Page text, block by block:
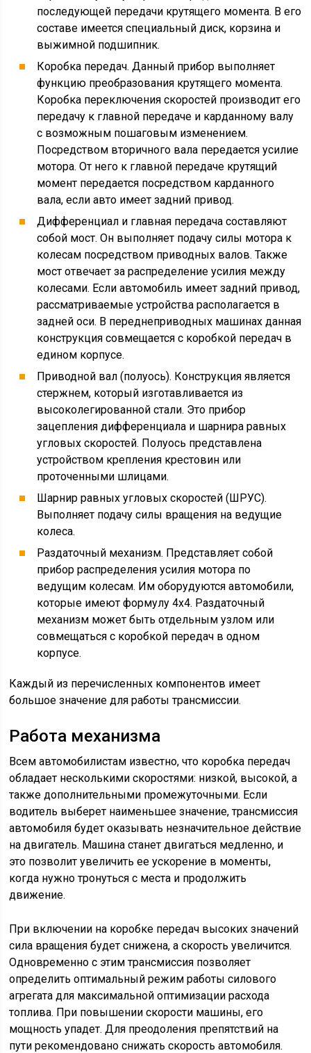
последующей передачи крутящего момента. В его
составе имеется специальный диск, корзина и
выжимной подшипник.
Коробка передач. Данный прибор выполняет
функцию преобразования крутящего момента.
Коробка переключения скоростей производит его
передачу к главной передаче и карданному валу
с возможным пошаговым изменением.
Посредством вторичного вала передается усилие
мотора. От него к главной передаче крутящий
момент передается посредством карданного
вала, если авто имеет задний привод.
Дифференциал и главная передача составляют
собой мост. Он выполняет подачу силы мотора к
колесам посредством приводных валов. Также
мост отвечает за распределение усилия между
колесами. Если автомобиль имеет задний привод,
рассматриваемые устройства располагается в
задней оси. В переднеприводных машинах данная
конструкция совмещается с коробкой передач в
едином корпусе.
Приводной вал (полуось). Конструкция является
стержнем, который изготавливается из
высоколегированной стали. Это прибор
зацепления дифференциала и шарнира равных
угловых скоростей. Полуось представлена
устройством крепления крестовин или
проточенными шлицами.
Шарнир равных угловых скоростей (ШРУС).
Выполняет подачу силы вращения на ведущие
колеса.
Раздаточный механизм. Представляет собой
прибор распределения усилия мотора по
ведущим колесам. Им оборудуются автомобили,
которые имеют формулу 4х4. Раздаточный
механизм может быть отдельным узлом или
совмещаться с коробкой передач в одном
корпусе.
Каждый из перечисленных компонентов имеет
большое значение для работы трансмиссии.
Работа механизма
Всем автомобилистам известно, что коробка передач
обладает несколькими скоростями: низкой, высокой, а
также дополнительными промежуточными. Если
водитель выберет наименьшее значение, трансмиссия
автомобиля будет оказывать незначительное действие
на двигатель. Машина станет двигаться медленно, и
это позволит увеличить ее ускорение в моменты,
когда нужно тронуться с места и продолжить
движение.
При включении на коробке передач высоких значений
сила вращения будет снижена, а скорость увеличится.
Одновременно с этим трансмиссия позволяет
определить оптимальный режим работы силового
агрегата для максимальной оптимизации расхода
топлива. При повышении скорости машины, его
мощность упадет. Для преодоления препятствий на
пути рекомендовано снижать скорость автомобиля.